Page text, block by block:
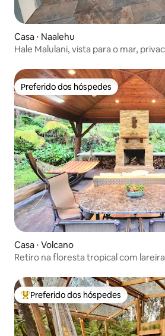
Casa ⋅ Naalehu
Hale Malulani, vista para o mar,
Preferido dos hóspedes
Preferido dos hóspedes
Casa ⋅ Volcano
Retiro na floresta tropical com
Entre os melhores preferidos dos
Preferido dos hóspedes